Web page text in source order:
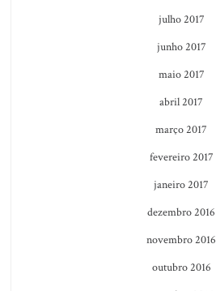
julho 2017
junho 2017
maio 2017
abril 2017
março 2017
fevereiro 2017
janeiro 2017
dezembro 2016
novembro 2016
outubro 2016